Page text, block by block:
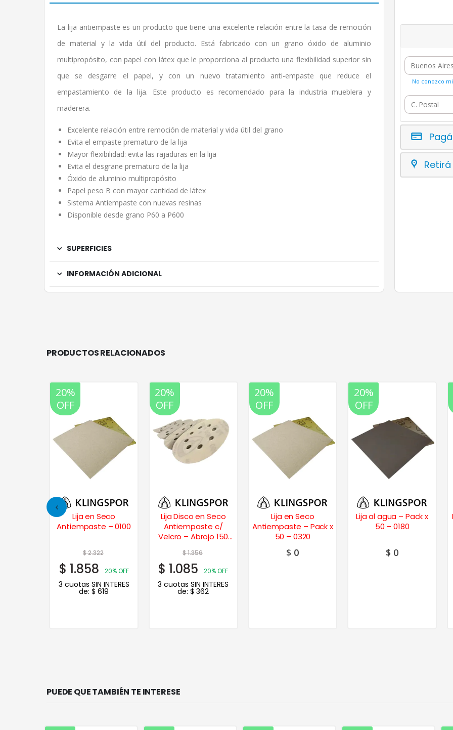
La lija antiempaste es un producto que tiene una excelente relación entre la tasa de remoción
de material y la vida útil del producto. Está fabricado con un grano óxido de aluminio
multipropósito, con papel con látex que le proporciona al producto una flexibilidad superior sin
que se desgarre el papel, y con un nuevo tratamiento anti-empaste que reduce el
empastamiento de la lija. Este producto es recomendado para la industria mueblera y
maderera.
Excelente relación entre remoción de material y vida útil del grano
Evita el empaste prematuro de la lija
Mayor flexibilidad: evita las rajaduras en la lija
Evita el desgrane prematuro de la lija
Óxido de aluminio multipropósito
Papel peso B con mayor cantidad de látex
Sistema Antiempaste con nuevas resinas
Disponible desde grano P60 a P600
SUPERFICIES
INFORMACIÓN ADICIONAL
No conozco
PRODUCTOS RELACIONADOS
20%
OFF
Lija en Seco
Antiempaste – 0100
$2.322
$ 1.858 20% OFF
3 cuotas SIN INTERES
de:$ 619
20%
OFF
Lija Disco en Seco
Antiempaste c/
Velcro – Abrojo 150
$1.356
$ 1.085 20% OFF
3 cuotas SIN INTERES
de:$ 362
20%
OFF
Lija en Seco
Antiempaste – Pack x
50 – 0320
$ 0
20%
OFF
Lija al agua – Pack x
50 – 0180
$ 0
PUEDE QUE TAMBIÉN TE INTERESE